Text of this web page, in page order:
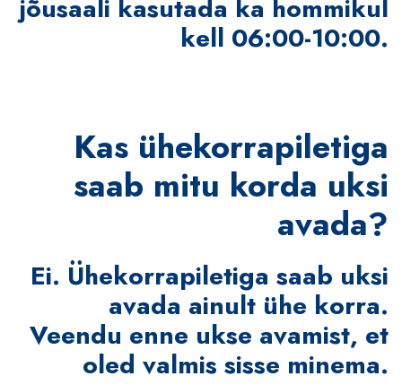
jõusaali kasutada ka hommikul
kell 06:00-10:00.
Kas ühekorrapiletiga
saab mitu korda uksi
avada?
Ei. Ühekorrapiletiga saab uksi
avada ainult ühe korra.
Veendu enne ukse avamist, et
oled valmis sisse minema.